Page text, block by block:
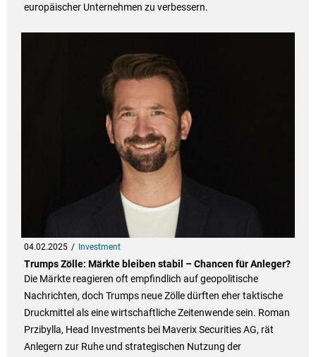
europäischer Unternehmen zu verbessern.
04.02.2025 Investment
Trumps Zölle: Märkte bleiben stabil – Chancen für Anleger?
Die Märkte reagieren oft empfindlich auf geopolitische
Nachrichten, doch Trumps neue Zölle dürften eher taktische
Druckmittel als eine wirtschaftliche Zeitenwende sein. Roman
Przibylla, Head Investments bei Maverix Securities AG, rät
Anlegern zur Ruhe und strategischen Nutzung der